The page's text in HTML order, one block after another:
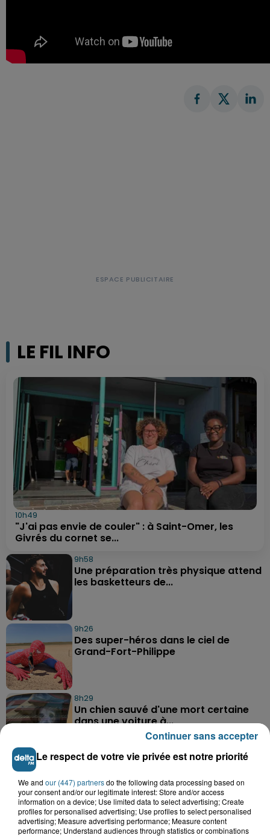
LE FIL INFO
10h49
"J'ai pas envie de couler" : à Saint-Omer, les
Givrés du cornet se...
9h58
Une préparation très physique attend
les basketteurs de...
9h26
Des super-héros dans le ciel de
Grand-Fort-Philippe
8h29
Un chien sauvé d'une mort certaine
dans une voiture à...
A GAGNER
Le respect de votre vie privée est notre priorité
We and our (447) partnersdo the following data processing based on
your consent and/or our legitimate interest: Store and/or access
information on a device; Use limited data to select advertising; Create
profiles for personalised advertising; Use profiles to select personalised
advertising; Measure advertising performance; Measure content
performance; Understand audiences through statistics or combinations
Continuer sans accepter